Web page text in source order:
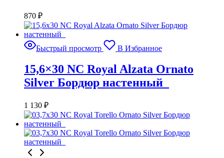
870 ₽
Быстрый просмотр В Избранное
15,6×30 NC Royal Alzata Ornato
Silver Бордюр настенный_
1 130 ₽